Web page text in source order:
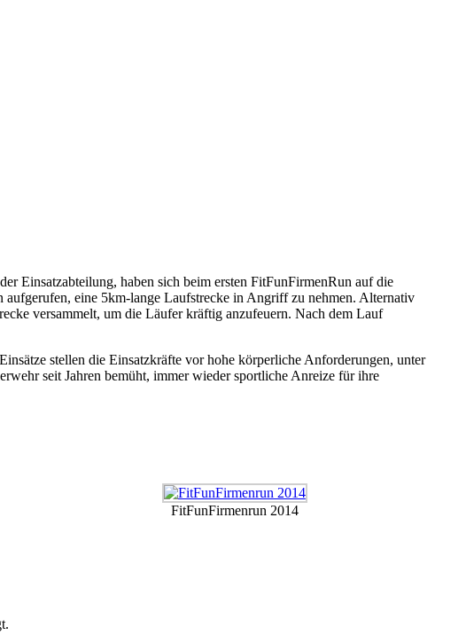
Einsatzabteilung, haben sich beim ersten FitFunFirmenRun auf die
eine 5km-lange Laufstrecke in Angriff zu nehmen. Alternativ
versammelt, um die Läufer kräftig anzufeuern. Nach dem Lauf
stellen die Einsatzkräfte vor hohe körperliche Anforderungen, unter
seit Jahren bemüht, immer wieder sportliche Anreize für ihre
FitFunFirmenrun 2014